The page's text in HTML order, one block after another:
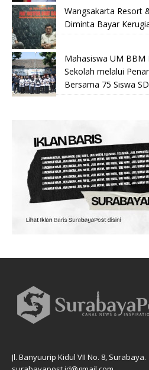
Wangsakarta Resort
Diminta Bayar
Mahasiswa UM BBM
Sekolah melalui
Bersama 75 Siswa
Jl. Banyuurip Kidul VII No. 8, Surabaya.